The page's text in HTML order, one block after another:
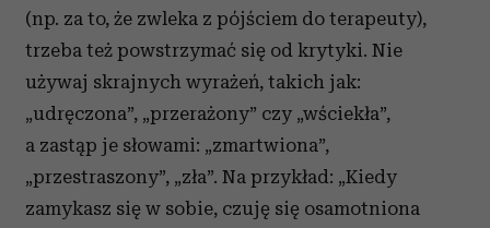
(np. za to, że zwleka z pójściem do terapeuty),
trzeba też powstrzymać się od krytyki. Nie
używaj skrajnych wyrażeń, takich jak:
„udręczona”, „przerażony” czy „wściekła”,
a zastąp je słowami: „zmartwiona”,
„przestraszony”, „zła”. Na przykład: „Kiedy
zamykasz się w sobie, czuję się osamotniona